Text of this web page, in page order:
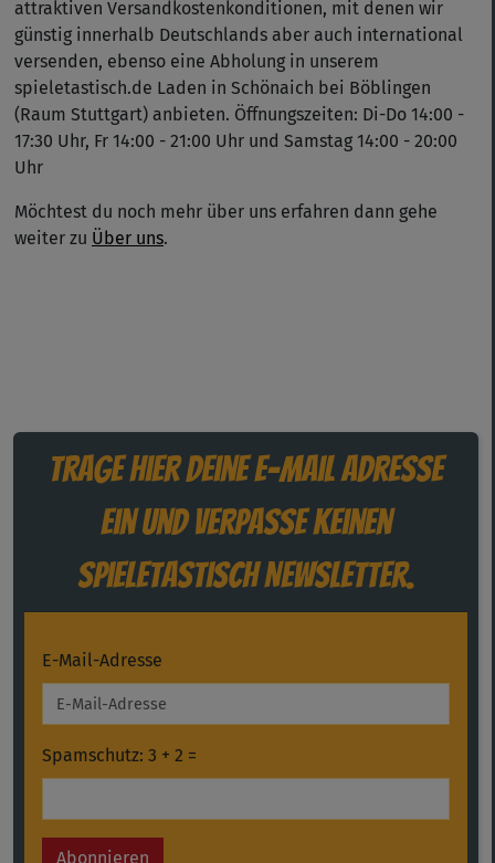
attraktiven Versandkostenkonditionen, mit denen wir
günstig innerhalb Deutschlands aber auch international
versenden, ebenso eine Abholung in unserem
spieletastisch.de Laden in Schönaich bei Böblingen
(Raum Stuttgart) anbieten. Öffnungszeiten: Di-Do 14:00 -
17:30 Uhr, Fr 14:00 - 21:00 Uhr und Samstag 14:00 - 20:00
Uhr
Möchtest du noch mehr über uns erfahren dann gehe
weiter zu Über uns.
Trage hier deine E-Mail Adresse
ein und verpasse keinen
Spieletastisch Newsletter.
E-Mail-Adresse
Spamschutz: 3 + 2 =